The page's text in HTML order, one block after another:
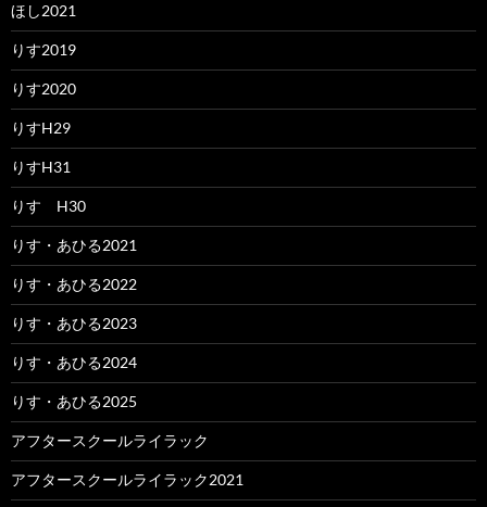
ほし2021
りす2019
りす2020
りすH29
りすH31
りす H30
りす・あひる2021
りす・あひる2022
りす・あひる2023
りす・あひる2024
りす・あひる2025
アフタースクールライラック
アフタースクールライラック2021